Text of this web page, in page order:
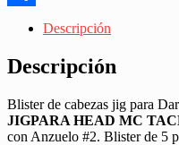
Descripción
Descripción
Blister de cabezas jig para
JIGPARA HEAD MC
con Anzuelo #2. Blister de 5